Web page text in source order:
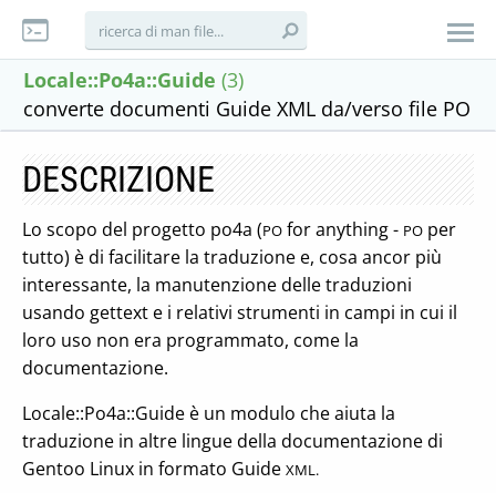
Locale::Po4a::Guide (3)
converte documenti Guide XML da/verso file PO
DESCRIZIONE
Lo scopo del progetto po4a (PO for anything - PO per
tutto) è di facilitare la traduzione e, cosa ancor più
interessante, la manutenzione delle traduzioni
usando gettext e i relativi strumenti in campi in cui il
loro uso non era programmato, come la
documentazione.
Locale::Po4a::Guide è un modulo che aiuta la
traduzione in altre lingue della documentazione di
Gentoo Linux in formato Guide XML.